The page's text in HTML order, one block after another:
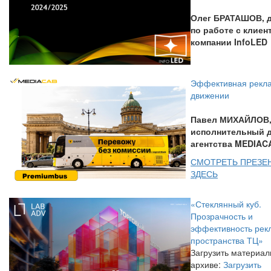
Олег БРАТАШОВ,
по работе с
компании InfoLED
Эффективная
движении
Павел МИХАЙЛОВ,
исполнительный
агентства
СМОТРЕТЬ
ЗДЕСЬ
«Стеклянный куб.
Прозрачность и
эффективность
пространства ТЦ»
Загрузить
архиве: Загрузить